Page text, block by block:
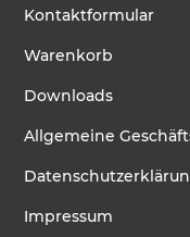
Kontaktformular
Warenkorb
Downloads
Allgemeine
Impressum